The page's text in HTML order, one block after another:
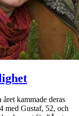
kammade deras
med Gustaf, 52, och